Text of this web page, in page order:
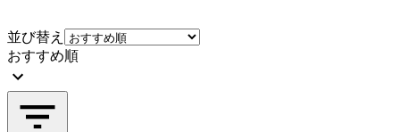
並び替え
おすすめ順